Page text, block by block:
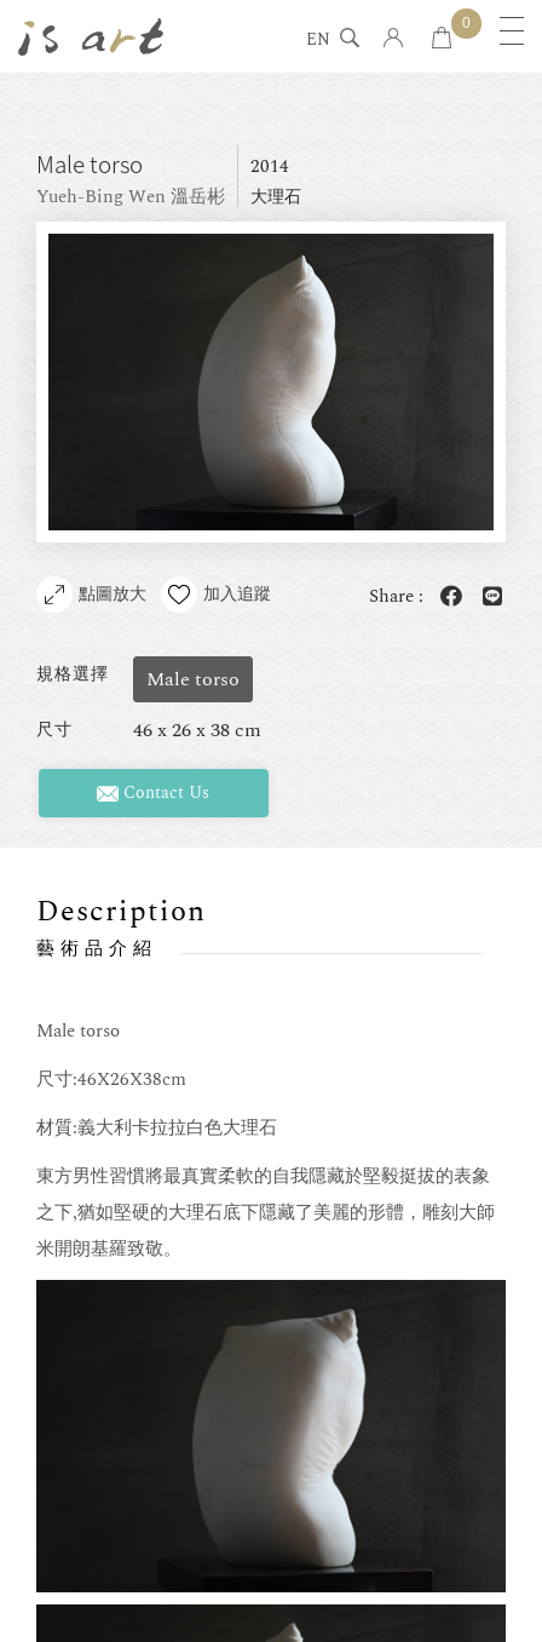
EN
0
Male torso
Yueh-Bing Wen 溫岳彬
2014
大理石
點圖放大 加入追蹤 Share :
規格選擇 Male torso
尺寸 46 x 26 x 38 cm
Contact Us
Description
藝術品介紹
Male torso
尺寸:46X26X38cm
材質:義大利卡拉拉白色大理石
東方男性習慣將最真實柔軟的自我隱藏於堅毅挺拔的表象
之下,猶如堅硬的大理石底下隱藏了美麗的形體，雕刻大師
米開朗基羅致敬。